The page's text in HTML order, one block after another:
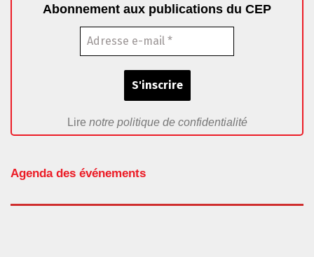
Abonnement aux publications du CEP
Lire notre politique de confidentialité
Agenda des événements